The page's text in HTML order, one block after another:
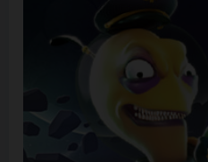
СТАТЬИ